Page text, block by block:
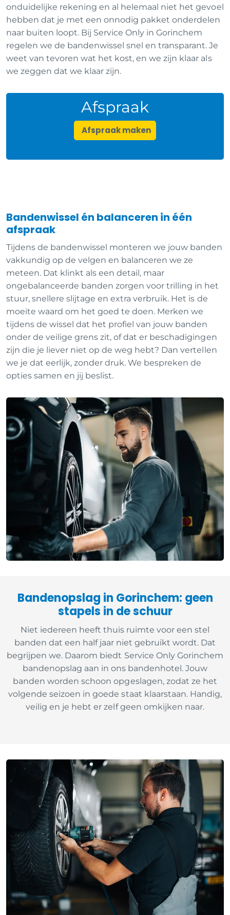
onduidelijke rekening en al helemaal niet het gevoel
hebben dat je met een onnodig pakket onderdelen
naar buiten loopt. Bij Service Only in Gorinchem
regelen we de bandenwissel snel en transparant. Je
weet van tevoren wat het kost, en we zijn klaar als
we zeggen dat we klaar zijn.
Afspraak
Afspraak maken
Bandenwissel én balanceren in één
afspraak
Tijdens de bandenwissel monteren we jouw banden
vakkundig op de velgen en balanceren we ze
meteen. Dat klinkt als een detail, maar
ongebalanceerde banden zorgen voor trilling in het
stuur, snellere slijtage en extra verbruik. Het is de
moeite waard om het goed te doen. Merken we
tijdens de wissel dat het profiel van jouw banden
onder de veilige grens zit, of dat er beschadigingen
zijn die je liever niet op de weg hebt? Dan vertellen
we je dat eerlijk, zonder druk. We bespreken de
opties samen en jij beslist.
Bandenopslag in Gorinchem: geen
stapels in de schuur
Niet iedereen heeft thuis ruimte voor een stel
banden dat een half jaar niet gebruikt wordt. Dat
begrijpen we. Daarom biedt Service Only Gorinchem
bandenopslag aan in ons bandenhotel. Jouw
banden worden schoon opgeslagen, zodat ze het
volgende seizoen in goede staat klaarstaan. Handig,
veilig en je hebt er zelf geen omkijken naar.